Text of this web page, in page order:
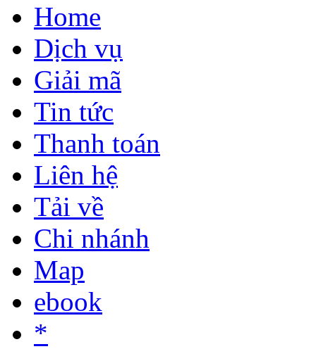
Home
Dịch vụ
Giải mã
Tin tức
Thanh toán
Liên hệ
Tải về
Chi nhánh
Map
ebook
*